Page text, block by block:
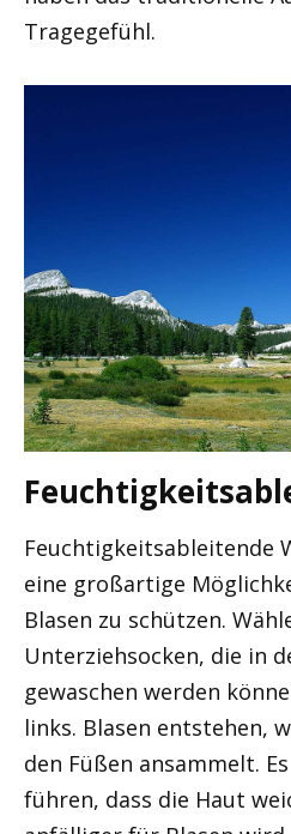
Tragegefühl.
Feuchtigkeitsableitende
eine großartige
Blasen zu schützen.
Unterziehsocken, die in
gewaschen werden
links. Blasen entstehen,
den Füßen ansammelt.
führen, dass die Haut